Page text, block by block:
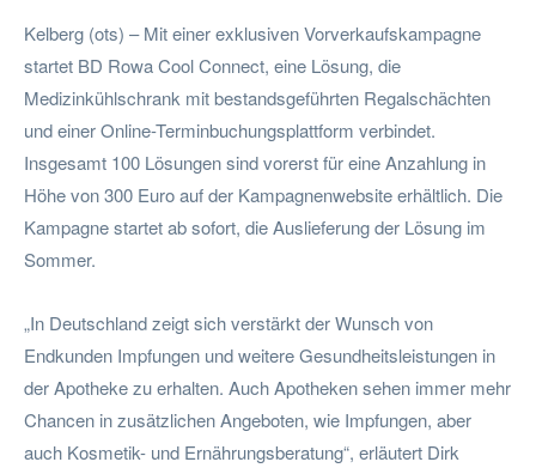
Kelberg (ots) – Mit einer exklusiven Vorverkaufskampagne
startet BD Rowa Cool Connect, eine Lösung, die
Medizinkühlschrank mit bestandsgeführten Regalschächten
und einer Online-Terminbuchungsplattform verbindet.
Insgesamt 100 Lösungen sind vorerst für eine Anzahlung in
Höhe von 300 Euro auf der Kampagnenwebsite erhältlich. Die
Kampagne startet ab sofort, die Auslieferung der Lösung im
Sommer.
„In Deutschland zeigt sich verstärkt der Wunsch von
Endkunden Impfungen und weitere Gesundheitsleistungen in
der Apotheke zu erhalten. Auch Apotheken sehen immer mehr
Chancen in zusätzlichen Angeboten, wie Impfungen, aber
auch Kosmetik- und Ernährungsberatung“, erläutert Dirk